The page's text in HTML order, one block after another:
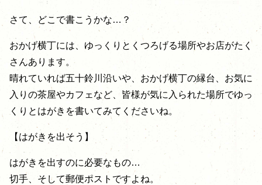
さて、どこで書こうかな…？
おかげ横丁には、ゆっくりとくつろげる場所やお店がたく
さんあります。
晴れていれば五十鈴川沿いや、おかげ横丁の縁台、お気に
入りの茶屋やカフェなど、皆様が気に入られた場所でゆっ
くりとはがきを書いてみてくださいね。
【はがきを出そう】
はがきを出すのに必要なもの…
切手、そして郵便ポストですよね。